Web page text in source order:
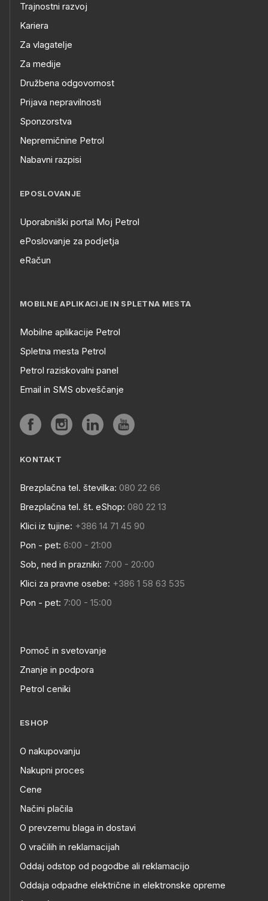
Trajnostni razvoj
Kariera
Za vlagatelje
Za medije
Družbena odgovornost
Prijava nepravilnosti
Sponzorstva
Nepremičnine Petrol
Nabavni razpisi
EPOSLOVANJE
Uporabniški portal Moj Petrol
ePoslovanje za podjetja
eRačun
MOBILNE APLIKACIJE IN SPLETNA MESTA
Mobilne aplikacije Petrol
Spletna mesta Petrol
Petrol raziskovalni panel
Email in SMS obveščanje
KONTAKT
Brezplačna tel. številka: 080 22 66
Brezplačna tel. št. eShop: 080 22 13
Klici iz tujine: +386 14 71 45 90
Pon - pet: 6:00 - 21:00
Sob, ned in prazniki: 7:00 - 20:00
Klici za pravne osebe: +386 1 58 63 535
Pon - pet: 7:00 - 15:00
Pomoč in svetovanje
Znanje in podpora
Petrol ceniki
ESHOP
O nakupovanju
Nakupni proces
Cene
Načini plačila
O prevzemu blaga in dostavi
O vračilih in reklamacijah
Oddaj odstop od pogodbe ali reklamacijo
Oddaja odpadne električne in elektronske opreme